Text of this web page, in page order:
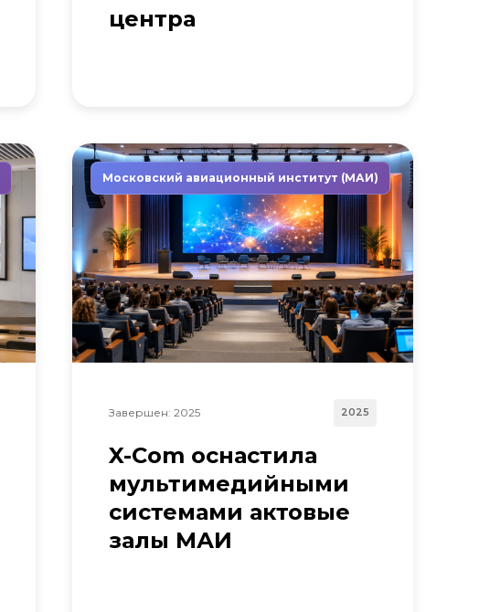
центра
Московский авиационный институт (МАИ)
Завершен: 2025 2025
X-Com оснастила
мультимедийными
системами актовые
залы МАИ